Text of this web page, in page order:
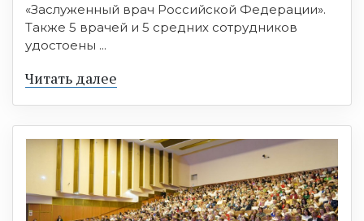
«Заслуженный врач Российской Федерации».
Также 5 врачей и 5 средних сотрудников
удостоены ...
Читать далее